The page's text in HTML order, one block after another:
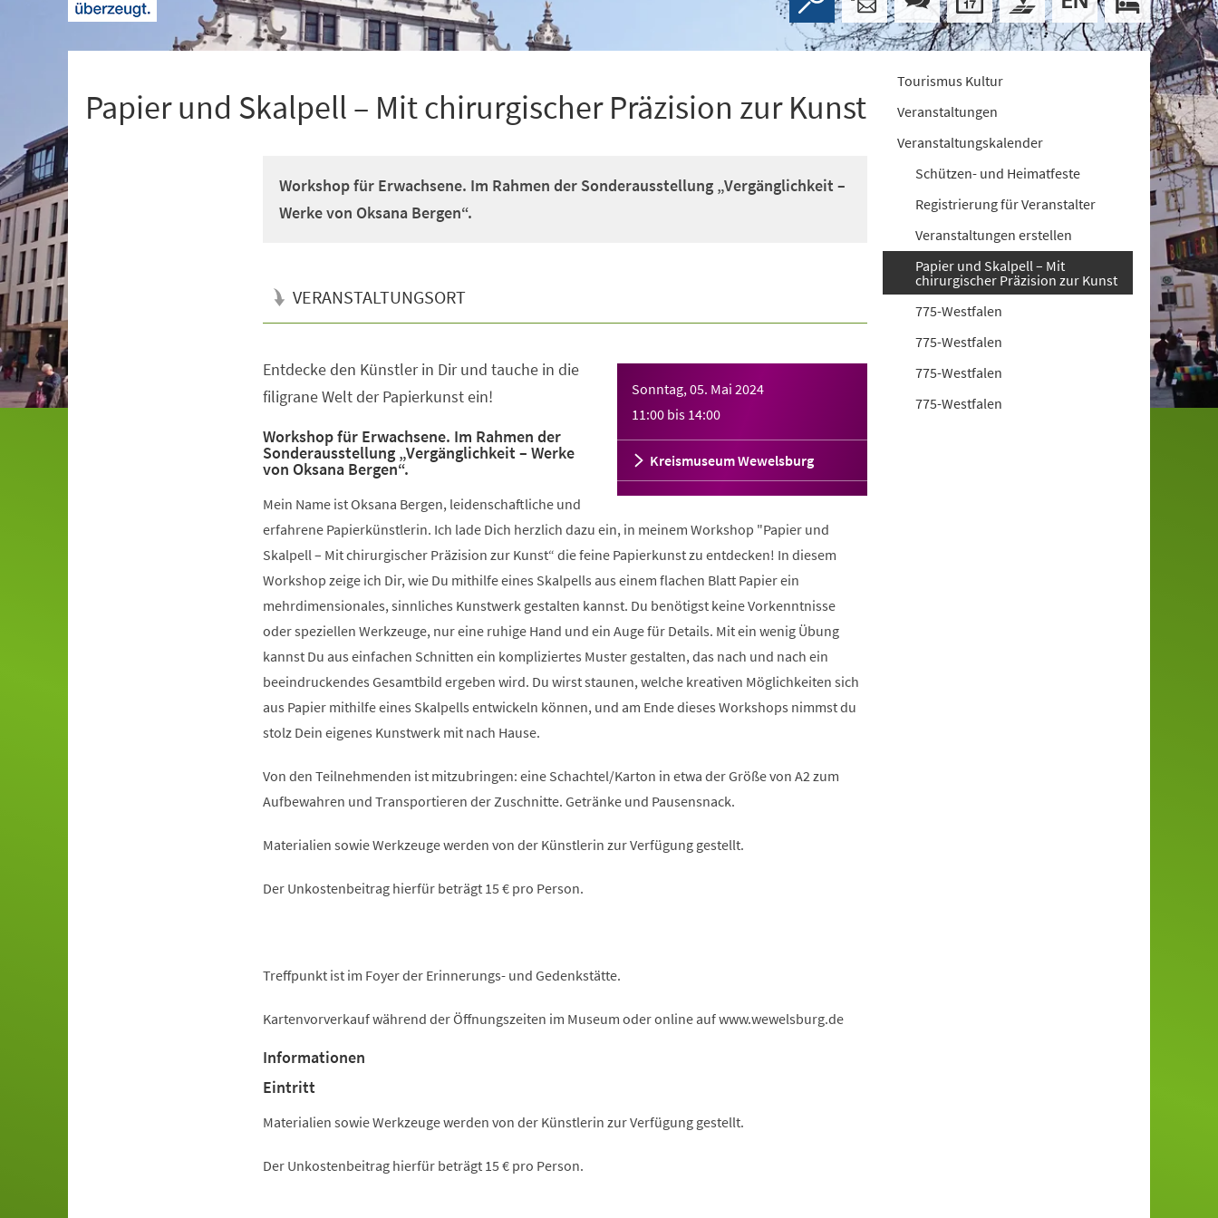
Papier und Skalpell – Mit chirurgischer Präzision zur Kunst
Workshop für Erwachsene. Im Rahmen der Sonderausstellung „Vergänglichkeit –
Werke von Oksana Bergen“.
VERANSTALTUNGSORT
Sonntag, 05. Mai 2024
11:00 bis 14:00
Kreismuseum Wewelsburg
Entdecke den Künstler in Dir und tauche in die
filigrane Welt der Papierkunst ein!
Workshop für Erwachsene. Im Rahmen der
Sonderausstellung „Vergänglichkeit – Werke
von Oksana Bergen“.
Mein Name ist Oksana Bergen, leidenschaftliche und
erfahrene Papierkünstlerin. Ich lade Dich herzlich dazu ein, in meinem Workshop "Papier und
Skalpell – Mit chirurgischer Präzision zur Kunst“ die feine Papierkunst zu entdecken! In diesem
Workshop zeige ich Dir, wie Du mithilfe eines Skalpells aus einem flachen Blatt Papier ein
mehrdimensionales, sinnliches Kunstwerk gestalten kannst. Du benötigst keine Vorkenntnisse
oder speziellen Werkzeuge, nur eine ruhige Hand und ein Auge für Details. Mit ein wenig Übung
kannst Du aus einfachen Schnitten ein kompliziertes Muster gestalten, das nach und nach ein
beeindruckendes Gesamtbild ergeben wird. Du wirst staunen, welche kreativen Möglichkeiten sich
aus Papier mithilfe eines Skalpells entwickeln können, und am Ende dieses Workshops nimmst du
stolz Dein eigenes Kunstwerk mit nach Hause.
Von den Teilnehmenden ist mitzubringen: eine Schachtel/Karton in etwa der Größe von A2 zum
Aufbewahren und Transportieren der Zuschnitte. Getränke und Pausensnack.
Materialien sowie Werkzeuge werden von der Künstlerin zur Verfügung gestellt.
Der Unkostenbeitrag hierfür beträgt 15 € pro Person.
Treffpunkt ist im Foyer der Erinnerungs- und Gedenkstätte.
Kartenvorverkauf während der Öffnungszeiten im Museum oder online auf www.wewelsburg.de
Informationen
Eintritt
Materialien sowie Werkzeuge werden von der Künstlerin zur Verfügung gestellt.
Der Unkostenbeitrag hierfür beträgt 15 € pro Person.
Tourismus Kultur
Veranstaltungen
Veranstaltungskalender
Schützen- und Heimatfeste
Registrierung für Veranstalter
Veranstaltungen erstellen
Papier und Skalpell – Mit
chirurgischer Präzision zur Kunst
775-Westfalen
775-Westfalen
775-Westfalen
775-Westfalen